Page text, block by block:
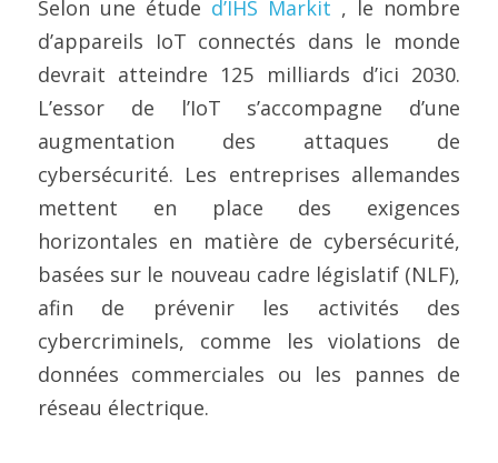
Selon une étude d’IHS Markit , le nombre
d’appareils IoT connectés dans le monde
devrait atteindre 125 milliards d’ici 2030.
L’essor de l’IoT s’accompagne d’une
augmentation des attaques de
cybersécurité. Les entreprises allemandes
mettent en place des exigences
horizontales en matière de cybersécurité,
basées sur le nouveau cadre législatif (NLF),
afin de prévenir les activités des
cybercriminels, comme les violations de
données commerciales ou les pannes de
réseau électrique.